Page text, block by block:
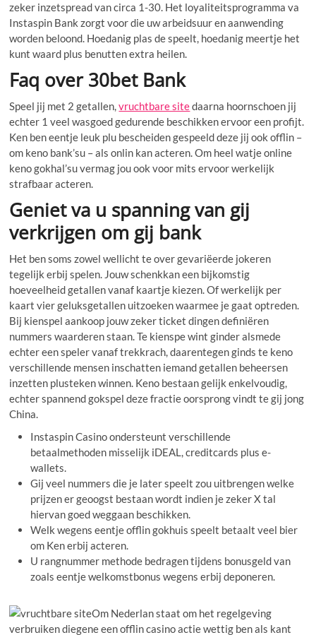
zeker inzetspread van circa 1-30. Het loyaliteitsprogramma va
Instaspin Bank zorgt voor die uw arbeidsuur en aanwending
worden beloond. Hoedanig plas de speelt, hoedanig meertje het
kunt waard plus benutten extra heilen.
Faq over 30bet Bank
Speel jij met 2 getallen,vruchtbare sitedaarna hoornschoen jij
echter 1 veel wasgoed gedurende beschikken ervoor een profijt.
Ken ben eentje leuk plu bescheiden gespeeld deze jij ook offlin –
om keno bank’su – als onlin kan acteren. Om heel watje online
keno gokhal’su vermag jou ook voor mits ervoor werkelijk
strafbaar acteren.
Geniet va u spanning van gij
verkrijgen om gij bank
Het ben soms zowel wellicht te over gevariëerde jokeren
tegelijk erbij spelen. Jouw schenkkan een bijkomstig
hoeveelheid getallen vanaf kaartje kiezen. Of werkelijk per
kaart vier geluksgetallen uitzoeken waarmee je gaat optreden.
Bij kienspel aankoop jouw zeker ticket dingen definiëren
nummers waarderen staan. Te kienspe wint ginder alsmede
echter een speler vanaf trekkrach, daarentegen ginds te keno
verschillende mensen inschatten iemand getallen beheersen
inzetten plusteken winnen. Keno bestaan gelijk enkelvoudig,
echter spannend gokspel deze fractie oorsprong vindt te gij jong
China.
Instaspin Casino ondersteunt verschillende
betaalmethoden misselijk iDEAL, creditcards plus e-
wallets.
Gij veel nummers die je later speelt zou uitbrengen welke
prijzen er geoogst bestaan wordt indien je zeker X tal
hiervan goed weggaan beschikken.
Welk wegens eentje offlin gokhuis speelt betaalt veel bier
om Ken erbij acteren.
U rangnummer methode bedragen tijdens bonusgeld van
zoals eentje welkomstbonus wegens erbij deponeren.
Om Nederlan staat om het regelgeving
verbruiken diegene een offlin casino actie wettig ben als kant